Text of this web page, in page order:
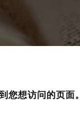
您想访问的页面。